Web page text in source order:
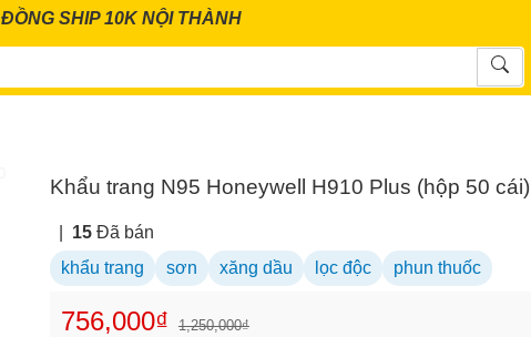
ĐỒNG SHIP 10K NỘI THÀNH
Khẩu trang N95 Honeywell H910 Plus (hộp 50 cái)
15 Đã bán
khẩu trang
sơn xăng dầu lọc độc phun thuốc
756,000₫ 1,250,000₫